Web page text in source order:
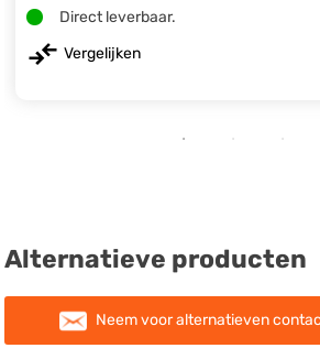
Direct leverbaar.
Vergelijken
Alternatieve producten
Neem voor alternatieven